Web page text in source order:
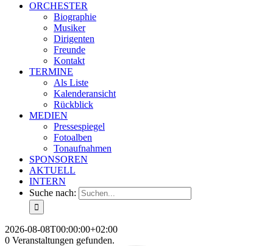
ORCHESTER
Biographie
Musiker
Dirigenten
Freunde
Kontakt
TERMINE
Als Liste
Kalenderansicht
Rückblick
MEDIEN
Pressespiegel
Fotoalben
Tonaufnahmen
SPONSOREN
AKTUELL
INTERN
Suche nach:
2026-08-08T00:00:00+02:00
0 Veranstaltungen gefunden.